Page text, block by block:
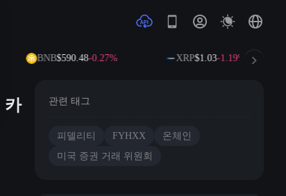
BNB$590.48-0.27% XRP$1.03-1.19%
카
관련 태그
피델리티 FYHXX
온체인
미국 증권 거래 위원회